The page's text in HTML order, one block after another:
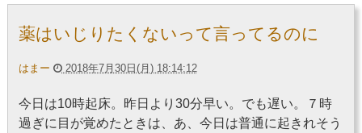
薬はいじりたくないって言ってるのに
はまー 2018年7月30日(月) 18:14:12
今日は10時起床。昨日より30分早い。でも遅い。７時
過ぎに目が覚めたときは、あ、今日は普通に起きれそう